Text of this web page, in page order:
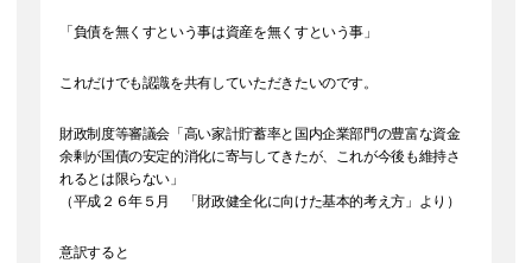
「負債を無くすという事は資産を無くすという事」
これだけでも認識を共有していただきたいのです。
財政制度等審議会「高い家計貯蓄率と国内企業部門の豊富な資金
余剰が国債の安定的消化に寄与してきたが、これが今後も維持さ
れるとは限らない」
（平成２６年５月 「財政健全化に向けた基本的考え方」より）
意訳すると